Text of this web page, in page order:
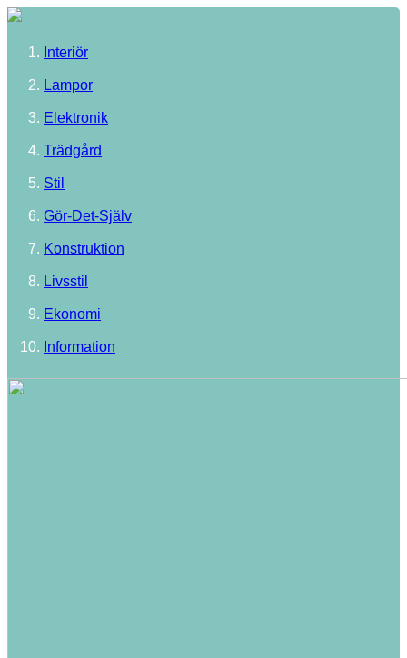
Interiör
Lampor
Elektronik
Trädgård
Stil
Gör-Det-Själv
Konstruktion
Livsstil
Ekonomi
Information